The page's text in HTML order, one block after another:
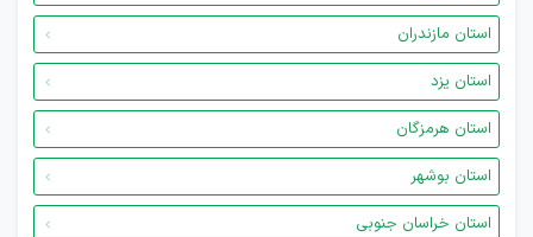
استان مازندران
استان یزد
استان هرمزگان
استان بوشهر
استان خراسان جنوبی